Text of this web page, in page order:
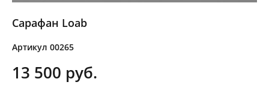
Сарафан Loab
Артикул 00265
13 500 pуб.